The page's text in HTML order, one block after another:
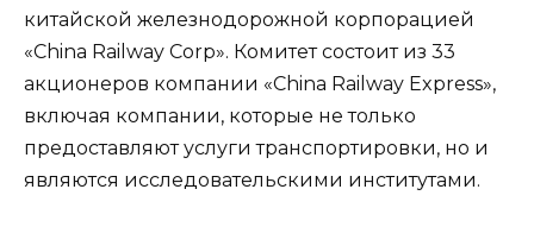
китайской железнодорожной корпорацией
«China Railway Corp». Комитет состоит из 33
акционеров компании «China Railway Express»,
включая компании, которые не только
предоставляют услуги транспортировки, но и
являются исследовательскими институтами.